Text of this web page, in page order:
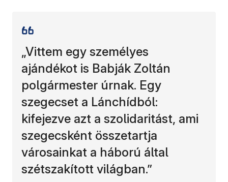
„Vittem egy személyes
ajándékot is Babják Zoltán
polgármester úrnak. Egy
szegecset a Lánchídból:
kifejezve azt a szolidaritást, ami
szegecsként összetartja
városainkat a háború által
szétszakított világban.”